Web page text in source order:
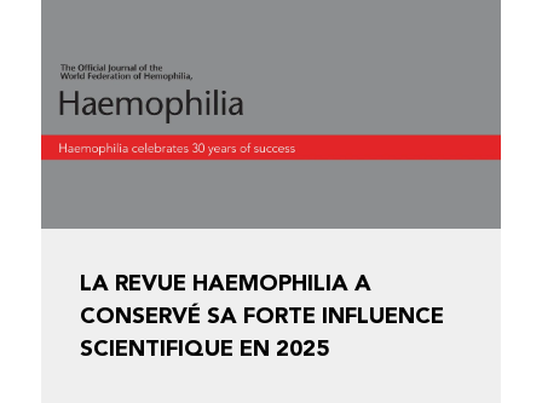
LA REVUE HAEMOPHILIA A
CONSERVÉ SA FORTE INFLUENCE
SCIENTIFIQUE EN 2025